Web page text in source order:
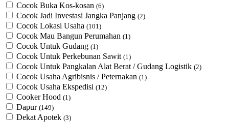
Cocok Buka Kos-kosan (6)
Cocok Jadi Investasi Jangka Panjang (2)
Cocok Lokasi Usaha (101)
Cocok Mau Bangun Perumahan (1)
Cocok Untuk Gudang (1)
Cocok Untuk Perkebunan Sawit (1)
Cocok Untuk ​Pangkalan Alat Berat / Gudang Logistik (2)
Cocok Usaha Agribisnis / Peternakan (1)
Cocok Usaha Ekspedisi (12)
Cooker Hood (1)
Dapur (149)
Dekat Apotek (3)